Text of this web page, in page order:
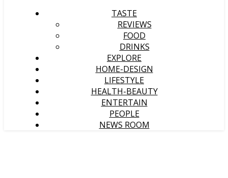
TASTE
REVIEWS
FOOD
DRINKS
EXPLORE
HOME-DESIGN
LIFESTYLE
HEALTH-BEAUTY
ENTERTAIN
PEOPLE
NEWS ROOM